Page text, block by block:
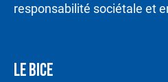
responsabilité sociétale et
LE BICE